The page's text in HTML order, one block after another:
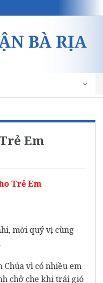
Em
Trẻ Em
mời quý vị cùng
Chúa vì có nhiều em
chở che khi trái gió